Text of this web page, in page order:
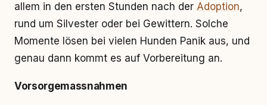
allem in den ersten Stunden nach der Adoption,
rund um Silvester oder bei Gewittern. Solche
Momente lösen bei vielen Hunden Panik aus, und
genau dann kommt es auf Vorbereitung an.
Vorsorgemassnahmen